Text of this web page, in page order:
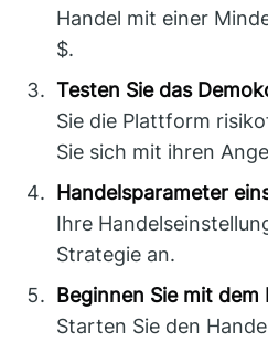
Handel mit einer
$.
Testen Sie das
Sie die Plattform
Sie sich mit ihren
Handelsparameter
Ihre
Strategie an.
Beginnen Sie mit dem
Starten Sie den